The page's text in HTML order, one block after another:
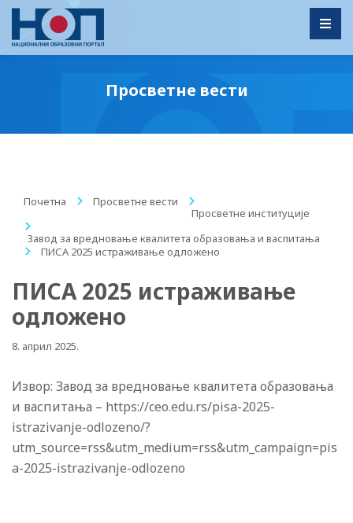
Просветне вести
Почетна / Просветне вести
/
Просветне институције
/
Завод за вредновање квалитета образовања и васпитања
/
ПИСА 2025 истраживање одложено
ПИСА 2025 истраживање
одложено
8. април 2025.
Извор: Завод за вредновање квалитета образовања
и васпитања – https://ceo.edu.rs/pisa-2025-
istrazivanje-odlozeno/?
utm_source=rss&utm_medium=rss&utm_campaign=pis
a-2025-istrazivanje-odlozeno